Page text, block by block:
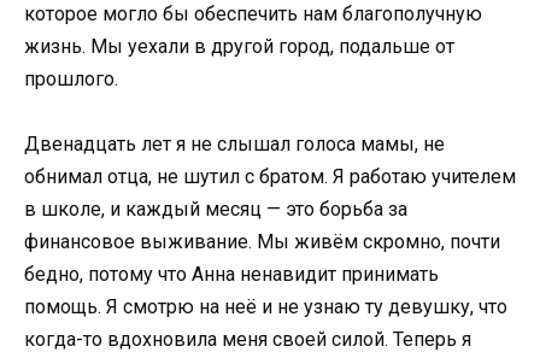
которое могло бы обеспечить нам благополучную
жизнь. Мы уехали в другой город, подальше от
прошлого.
Двенадцать лет я не слышал голоса мамы, не
обнимал отца, не шутил с братом. Я работаю учителем
в школе, и каждый месяц — это борьба за
финансовое выживание. Мы живём скромно, почти
бедно, потому что Анна ненавидит принимать
помощь. Я смотрю на неё и не узнаю ту девушку, что
когда-то вдохновила меня своей силой. Теперь я